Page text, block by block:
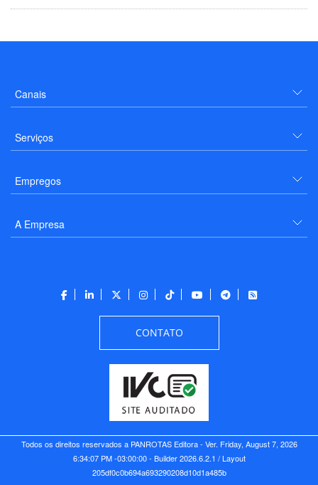
Canais
Serviços
Empregos
A Empresa
CONTATO
Todos os direitos reservados a PANROTAS Editora - Ver. Friday, August 7, 2026
6:34:07 PM -03:00:00 - Builder 2026.6.2.1 / Layout
205df0c0b694a693290208d10d1a485b